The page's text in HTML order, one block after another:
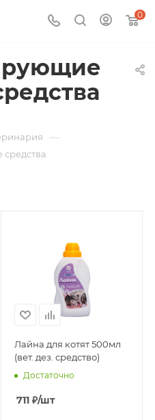
0
—
Лайна для котят 500мл
(вет. дез. средство)
Достаточно
711 ₽/шт